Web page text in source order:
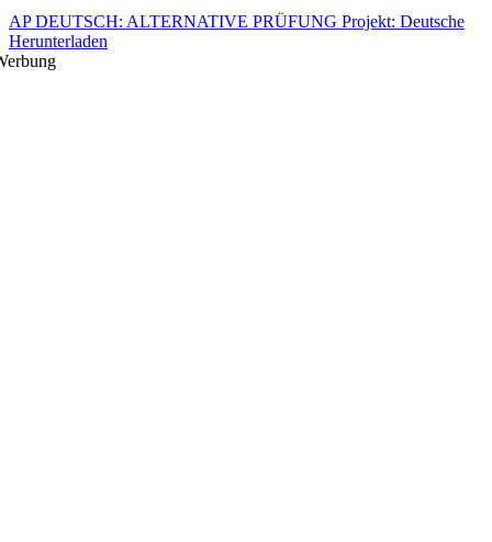
AP DEUTSCH: ALTERNATIVE PRÜFUNG Projekt: Deutsche
Herunterladen